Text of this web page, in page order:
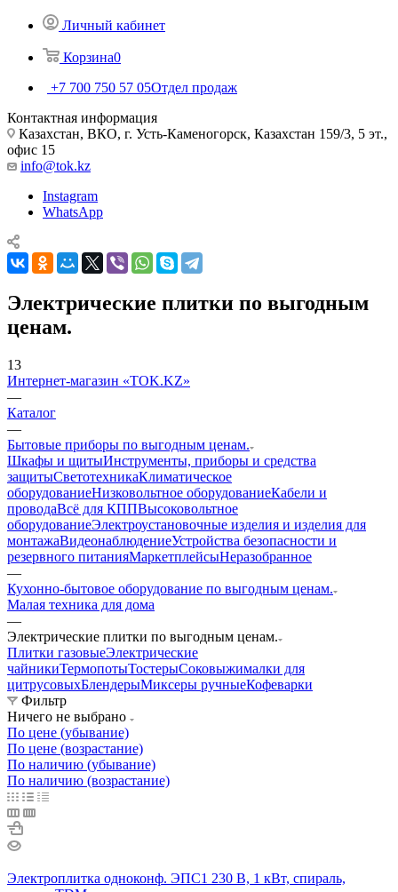
Личный кабинет
Корзина0
+7 700 750 57 05Отдел продаж
Контактная информация
Казахстан, ВКО, г. Усть-Каменогорск, Казахстан 159/3, 5 эт.,
офис 15
info@tok.kz
Instagram
WhatsApp
Электрические плитки по выгодным
ценам.
13
Интернет-магазин «TOK.KZ»
—
Каталог
—
Бытовые приборы по выгодным ценам.
Шкафы и щитыИнструменты, приборы и средства
защитыСветотехникаКлиматическое
оборудованиеНизковольтное оборудованиеКабели и
проводаВсё для КППВысоковольтное
оборудованиеЭлектроустановочные изделия и изделия для
монтажаВидеонаблюдениеУстройства безопасности и
резервного питанияМаркетплейсыНеразобранное
—
Кухонно-бытовое оборудование по выгодным ценам.
Малая техника для дома
—
Электрические плитки по выгодным ценам.
Плитки газовыеЭлектрические
чайникиТермопотыТостерыСоковыжималки для
цитрусовыхБлендерыМиксеры ручныеКофеварки
Фильтр
Ничего не выбрано
По цене (убывание)
По цене (возрастание)
По наличию (убывание)
По наличию (возрастание)
Электроплитка одноконф. ЭПС1 230 В, 1 кВт, спираль,